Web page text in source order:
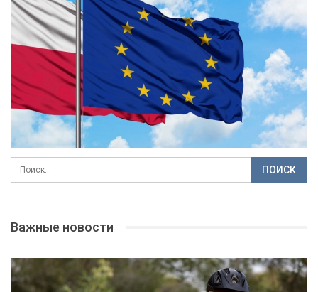
Важные новости